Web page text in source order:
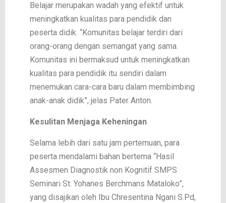
Belajar merupakan wadah yang efektif untuk
meningkatkan kualitas para pendidik dan
peserta didik. “Komunitas belajar terdiri dari
orang-orang dengan semangat yang sama.
Komunitas ini bermaksud untuk meningkatkan
kualitas para pendidik itu sendiri dalam
menemukan cara-cara baru dalam membimbing
anak-anak didik”, jelas Pater Anton.
Kesulitan Menjaga Keheningan
Selama lebih dari satu jam pertemuan, para
peserta mendalami bahan bertema “Hasil
Assesmen Diagnostik non Kognitif SMPS
Seminari St. Yohanes Berchmans Mataloko”,
yang disajikan oleh Ibu Chresentina Ngani S.Pd,